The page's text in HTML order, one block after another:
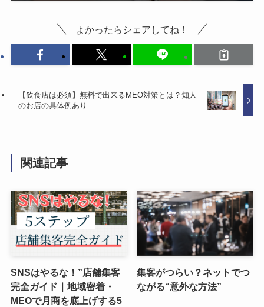
よかったらシェアしてね！
【飲食店は必須】無料で出来るMEO対策とは？知人
のお店の具体例あり
関連記事
SNSはやるな！”店舗集客
完全ガイド｜地域密着・
MEOで月商を底上げする5
集客がつらい？ネットでつ
ながる“意外な方法”